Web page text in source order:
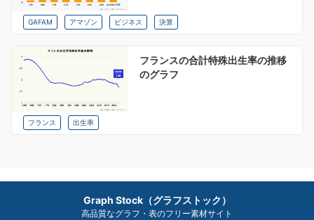
GAFAM アマゾン ビジネス 決算
フランスの合計特殊出生率の推移
のグラフ
フランス 出生率
Graph Stock（グラフストック）
高品質なグラフ・表のフリー素材サイト